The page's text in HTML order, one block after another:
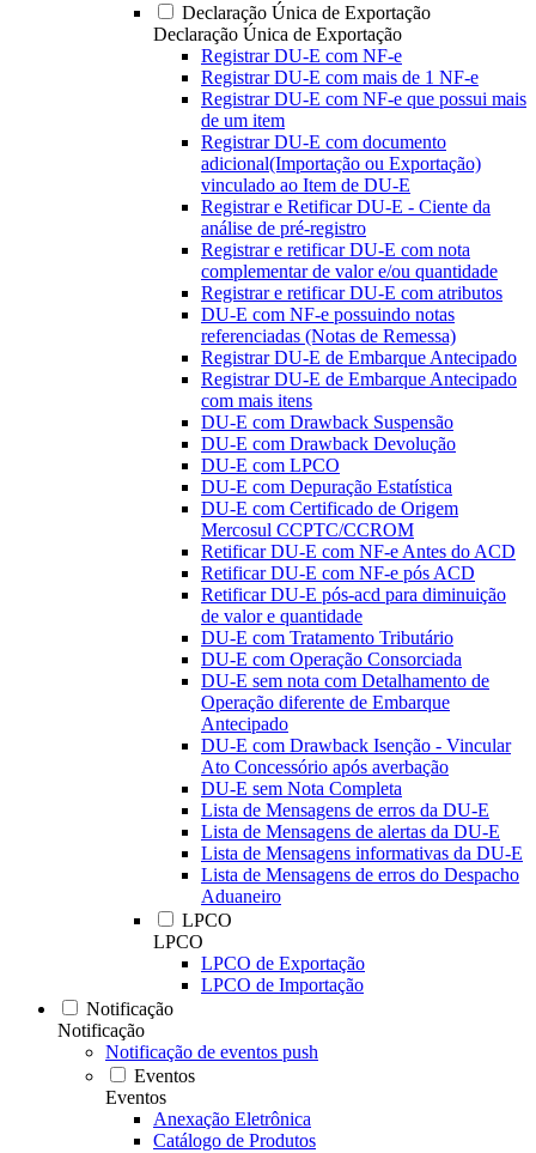
Declaração Única de Exportação
Declaração Única de Exportação
Registrar DU-E com NF-e
Registrar DU-E com mais de 1 NF-e
Registrar DU-E com NF-e que possui mais
de um item
Registrar DU-E com documento
adicional(Importação ou Exportação)
vinculado ao Item de DU-E
Registrar e Retificar DU-E - Ciente da
análise de pré-registro
Registrar e retificar DU-E com nota
complementar de valor e/ou quantidade
Registrar e retificar DU-E com atributos
DU-E com NF-e possuindo notas
referenciadas (Notas de Remessa)
Registrar DU-E de Embarque Antecipado
Registrar DU-E de Embarque Antecipado
com mais itens
DU-E com Drawback Suspensão
DU-E com Drawback Devolução
DU-E com LPCO
DU-E com Depuração Estatística
DU-E com Certificado de Origem
Mercosul CCPTC/CCROM
Retificar DU-E com NF-e Antes do ACD
Retificar DU-E com NF-e pós ACD
Retificar DU-E pós-acd para diminuição
de valor e quantidade
DU-E com Tratamento Tributário
DU-E com Operação Consorciada
DU-E sem nota com Detalhamento de
Operação diferente de Embarque
Antecipado
DU-E com Drawback Isenção - Vincular
Ato Concessório após averbação
DU-E sem Nota Completa
Lista de Mensagens de erros da DU-E
Lista de Mensagens de alertas da DU-E
Lista de Mensagens informativas da DU-E
Lista de Mensagens de erros do Despacho
Aduaneiro
LPCO
LPCO
LPCO de Exportação
LPCO de Importação
Notificação
Notificação
Notificação de eventos push
Eventos
Eventos
Anexação Eletrônica
Catálogo de Produtos